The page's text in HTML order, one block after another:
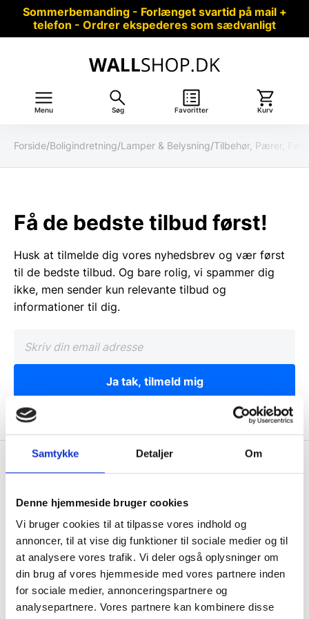
Samtykke Detaljer Om
Denne hjemmeside bruger cookies
Vi bruger cookies til at tilpasse vores indhold og
annoncer, til at vise dig funktioner til sociale medier og til
at analysere vores trafik. Vi deler også oplysninger om
din brug af vores hjemmeside med vores partnere inden
for sociale medier, annonceringspartnere og
analysepartnere. Vores partnere kan kombinere disse
Sommerbemanding - Forlænget svartid på mail +
telefon - Ordrer ekspederes som sædvanligt
Menu Søg Favoritter Kurv
Forside/Boligindretning/Lamper & Belysning/Tilbehør, Pærer,
Få de bedste tilbud først!
Husk at tilmelde dig vores nyhedsbrev og vær først
til de bedste tilbud. Og bare rolig, vi spammer dig
ikke, men sender kun relevante tilbud og
informationer til dig.
Ja tak, tilmeld mig
Wallshop.dk
Gastrobutikken ApS
Rømersvej 33
7430 Ikast
CVR: 38952986
Telefon træffetid:
Tlf.71 99 30 98